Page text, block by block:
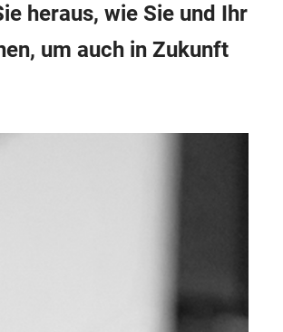
heraus, wie Sie und Ihr
um auch in Zukunft